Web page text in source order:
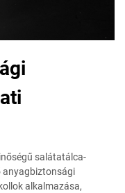
salátatálca-
anyagbiztonsági
alkalmazása,